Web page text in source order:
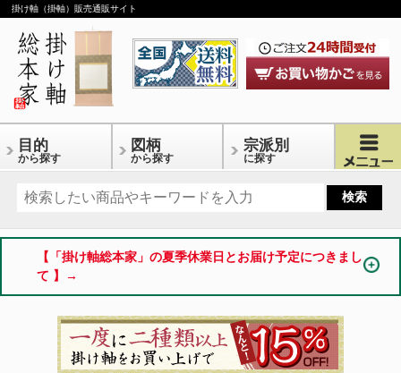
掛け軸（掛軸）販売通販サイト
目的
から探す
図柄
から探す
宗派別
に探す
【「掛け軸総本家」の夏季休業日とお届け予定につきまし
て 】→